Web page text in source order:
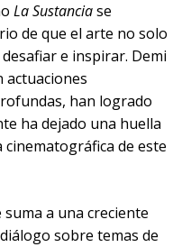
La Sustanciase
de que el arte no solo
e inspirar. Demi
actuaciones
han logrado
ha dejado una huella
de este
suma a una creciente
sobre temas de